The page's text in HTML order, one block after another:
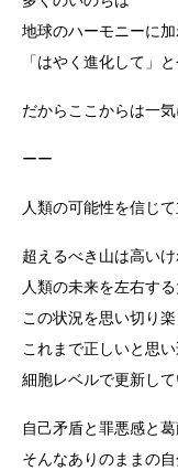
地球のハーモニーに
「はやく進化して」
だからここからは一気
ーー
人類の可能性を信じ
超えるべき山は高い
人類の未来を左右す
この状況を思い切り
これまで正しいと思
細胞レベルで更新して
自己矛盾と罪悪感と
そんなありのままの